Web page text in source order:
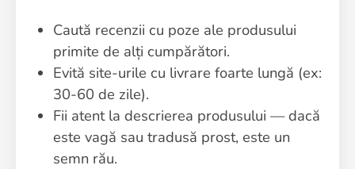
Caută recenzii cu poze ale produsului
primite de alți cumpărători.
Evită site-urile cu livrare foarte lungă (ex:
30-60 de zile).
Fii atent la descrierea produsului — dacă
este vagă sau tradusă prost, este un
semn rău.